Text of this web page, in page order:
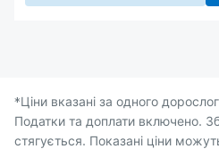
*Ціни вказані за одного
Податки та доплати включено.
стягується. Показані ціни